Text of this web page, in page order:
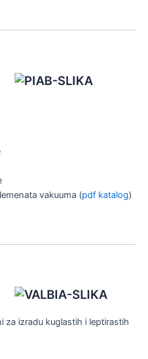
vakuuma (pdf katalog)
za izradu kuglastih i leptirastih